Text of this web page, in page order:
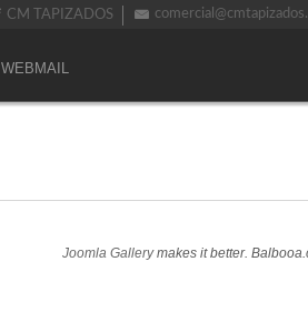
CM TAPIZADOS
WEBMAIL
Joomla Gallerymakes it better.